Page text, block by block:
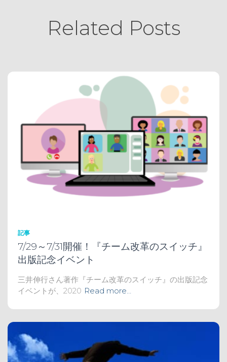
Related Posts
記事
7/29～7/31開催！『チーム改革のスイッチ』
出版記念イベント
三井伸行さん著作『チーム改革のスイッチ』の出版記念
イベントが、2020 Read more…